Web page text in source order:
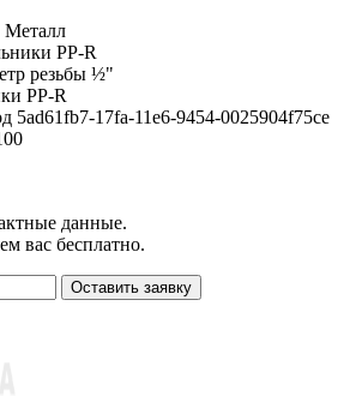
Металл
PP-R
резьбы ½"
PP-R
5ad61fb7-17fa-11e6-9454-0025904f75ce
данные.
вас бесплатно.
Оставить заявку